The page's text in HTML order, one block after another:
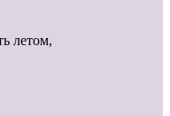
летом,